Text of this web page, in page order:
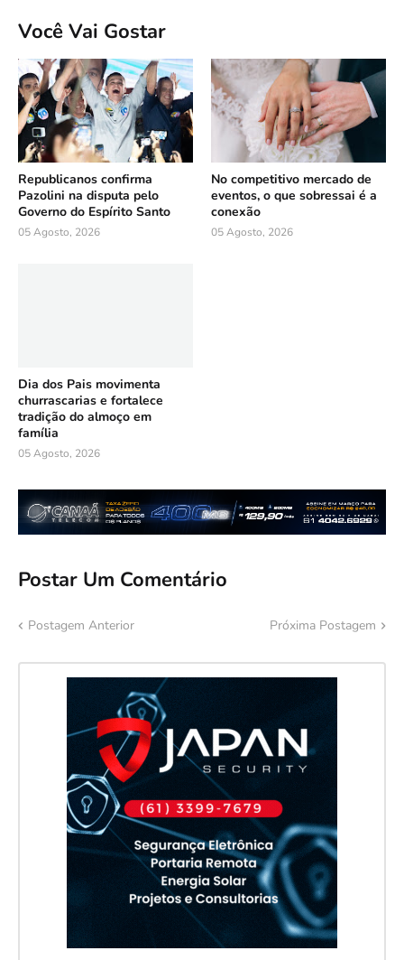
Você Vai Gostar
Republicanos confirma
Pazolini na disputa pelo
Governo do Espírito Santo
05 Agosto, 2026
No competitivo mercado de
eventos, o que sobressai é a
conexão
05 Agosto, 2026
Dia dos Pais movimenta
churrascarias e fortalece
tradição do almoço em
família
05 Agosto, 2026
Postar Um Comentário
Postagem Anterior Próxima Postagem